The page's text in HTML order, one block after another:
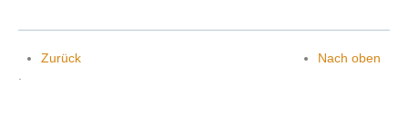
Kontakt
Zurück
Nach oben
.